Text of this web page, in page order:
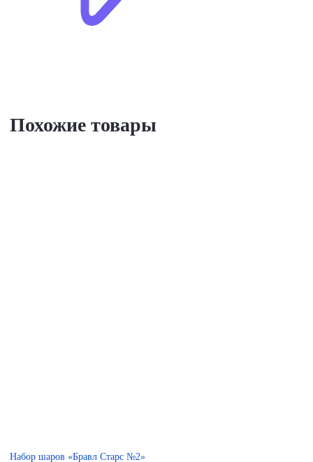
Похожие товары
Набор шаров «Бравл Старс №2»